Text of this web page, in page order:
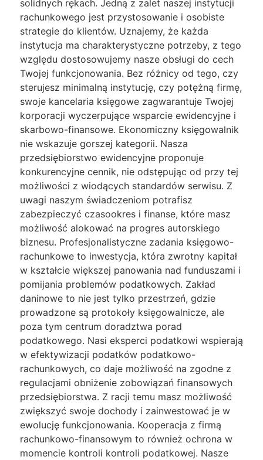
solidnych rękach. Jedną z zalet naszej instytucji
rachunkowego jest przystosowanie i osobiste
strategie do klientów. Uznajemy, że każda
instytucja ma charakterystyczne potrzeby, z tego
względu dostosowujemy nasze obsługi do cech
Twojej funkcjonowania. Bez różnicy od tego, czy
sterujesz minimalną instytucję, czy potężną firmę,
swoje kancelaria księgowe zagwarantuje Twojej
korporacji wyczerpujące wsparcie ewidencyjne i
skarbowo-finansowe. Ekonomiczny księgowalnik
nie wskazuje gorszej kategorii. Nasza
przedsiębiorstwo ewidencyjne proponuje
konkurencyjne cennik, nie odstępując od przy tej
możliwości z wiodących standardów serwisu. Z
uwagi naszym świadczeniom potrafisz
zabezpieczyć czasookres i finanse, które masz
możliwość alokować na progres autorskiego
biznesu. Profesjonalistyczne zadania księgowo-
rachunkowe to inwestycja, która zwrotny kapitał
w kształcie większej panowania nad funduszami i
pomijania problemów podatkowych. Zakład
daninowe to nie jest tylko przestrzeń, gdzie
prowadzone są protokoły księgowalnicze, ale
poza tym centrum doradztwa porad
podatkowego. Nasi eksperci podatkowi wspierają
w efektywizacji podatków podatkowo-
rachunkowych, co daje możliwość na zgodne z
regulacjami obniżenie zobowiązań finansowych
przedsiębiorstwa. Z racji temu masz możliwość
zwiększyć swoje dochody i zainwestować je w
ewolucję funkcjonowania. Kooperacja z firmą
rachunkowo-finansowym to również ochrona w
momencie kontroli kontroli podatkowej. Nasze